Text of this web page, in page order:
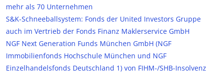
mehr als 70 Unternehmen
S&K-Schneeballsystem: Fonds der United Investors Gruppe
auch im Vertrieb der Fonds Finanz Maklerservice GmbH
NGF Next Generation Funds München GmbH (NGF
Immobilienfonds Hochschule München und NGF
Einzelhandelsfonds Deutschland 1) von FIHM-/SHB-Insolvenz